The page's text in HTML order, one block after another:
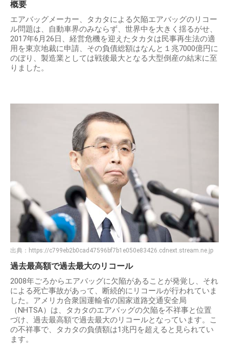
概要
エアバッグメーカー、タカタによる欠陥エアバッグのリコー
ル問題は、自動車界のみならず、世界中を大きく揺るがせ、
2017年6月26日、経営危機を迎えたタカタは民事再生法の適
用を東京地裁に申請、その負債総額はなんと１兆7000億円に
のぼり、製造業としては戦後最大となる大型倒産の結末に至
りました。
出典： https://c799eb2b0cad47596bf7b1e050e83426.cdnext.stream.ne.jp
過去最高額で過去最大のリコール
2008年ごろからエアバッグに欠陥があることが発覚し、それ
による死亡事故があって、断続的にリコールが行われていま
した。アメリカ合衆国運輸省の国家道路交通安全局
（NHTSA）は、タカタのエアバッグの欠陥を不祥事と位置
づけ、過去最高額で過去最大のリコールとなっています。こ
の不祥事で、タカタの負債額は1兆円を超えると見られてい
ます。